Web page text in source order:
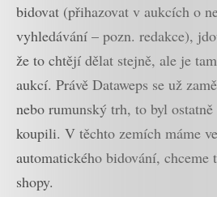
bidovat (přihazovat v aukcích o
vyhledávání – pozn. redakce),
že to chtějí dělat stejně, ale je
aukcí. Právě Dataweps se už
nebo rumunský trh, to byl
koupili. V těchto zemích máme
automatického bidování,
shopy.